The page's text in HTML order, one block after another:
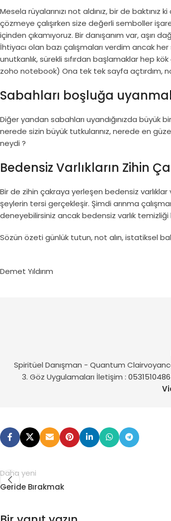
Mesela rüyalarınızı not aldınız, bir de
çözmeye çalışırken size değerli semboller
içinden çıkamıyoruz. Bir danışanım var, aşırı
İhtiyacı olan bazı çalışmaları verdim ancak
unutkanlık, sürekli sıfırdan başlamaklar hep
zoho notebook) Ona tek tek sayfa açtırdım,
Sabahları boşluğa
Diğer yandan sabahları uyandığınızda büyük
nerede sizin büyük tutkularınız, nerede en güzel
neydi ?
Bedensiz Varlıkların Zihin
Bir de zihin çakraya yerleşen bedensiz
şeylerin tersi gerçekleşir. Şimdi arınma
deneyebilirsiniz ancak bedensiz varlık
Sözün özeti günlük tutun, not alın, istatiksel
Demet Yıldırım
Spiritüel Danışman - Quantum
3. Göz Uygulamaları İletişim :
Daha yeni
Geride Bırakmak